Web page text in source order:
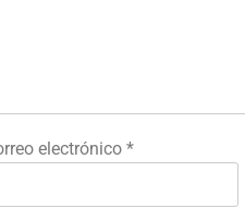
electrónico *